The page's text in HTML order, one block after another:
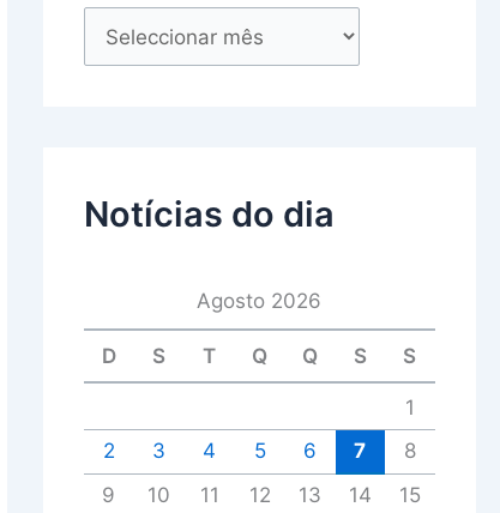
Notícias do dia
Agosto 2026
D S T Q Q S S
1
2
3 4 5 6 7
8
9
10 11 12 13 14
15